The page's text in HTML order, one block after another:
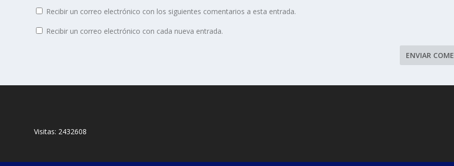
Recibir un correo electrónico con los siguientes comentarios a esta entrada.
Recibir un correo electrónico con cada nueva entrada.
Visitas: 2432608